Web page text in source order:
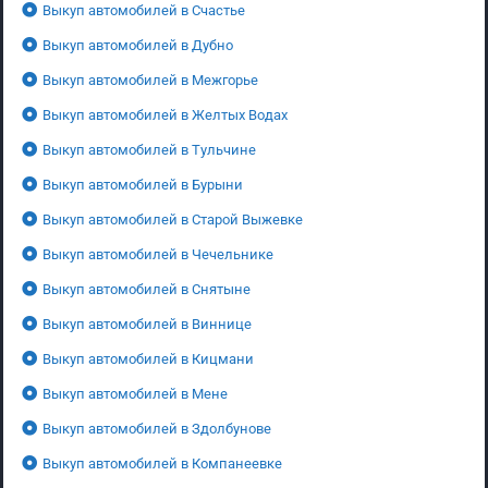
Выкуп автомобилей в Счастье
Выкуп автомобилей в Дубно
Выкуп автомобилей в Межгорье
Выкуп автомобилей в Желтых Водах
Выкуп автомобилей в Тульчине
Выкуп автомобилей в Бурыни
Выкуп автомобилей в Старой Выжевке
Выкуп автомобилей в Чечельнике
Выкуп автомобилей в Снятыне
Выкуп автомобилей в Виннице
Выкуп автомобилей в Кицмани
Выкуп автомобилей в Мене
Выкуп автомобилей в Здолбунове
Выкуп автомобилей в Компанеевке